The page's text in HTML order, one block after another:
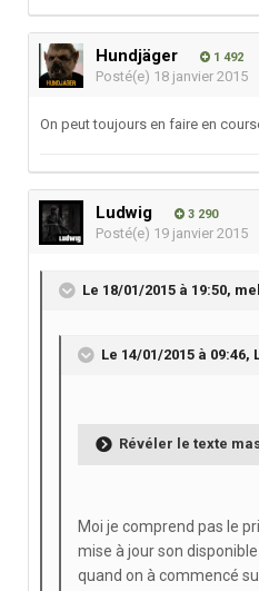
Hundjäger 1 492
Posté(e) 18 janvier 2015
On peut toujours en faire en
Ludwig 3 290
Posté(e) 19 janvier 2015
Le 18/01/2015 à 19:50,
Le 14/01/2015 à 09:46,
Révéler le texte
Moi je comprend pas le
mise à jour son
quand on à commencé